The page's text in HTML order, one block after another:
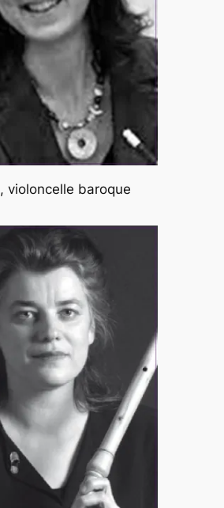
, violoncelle baroque